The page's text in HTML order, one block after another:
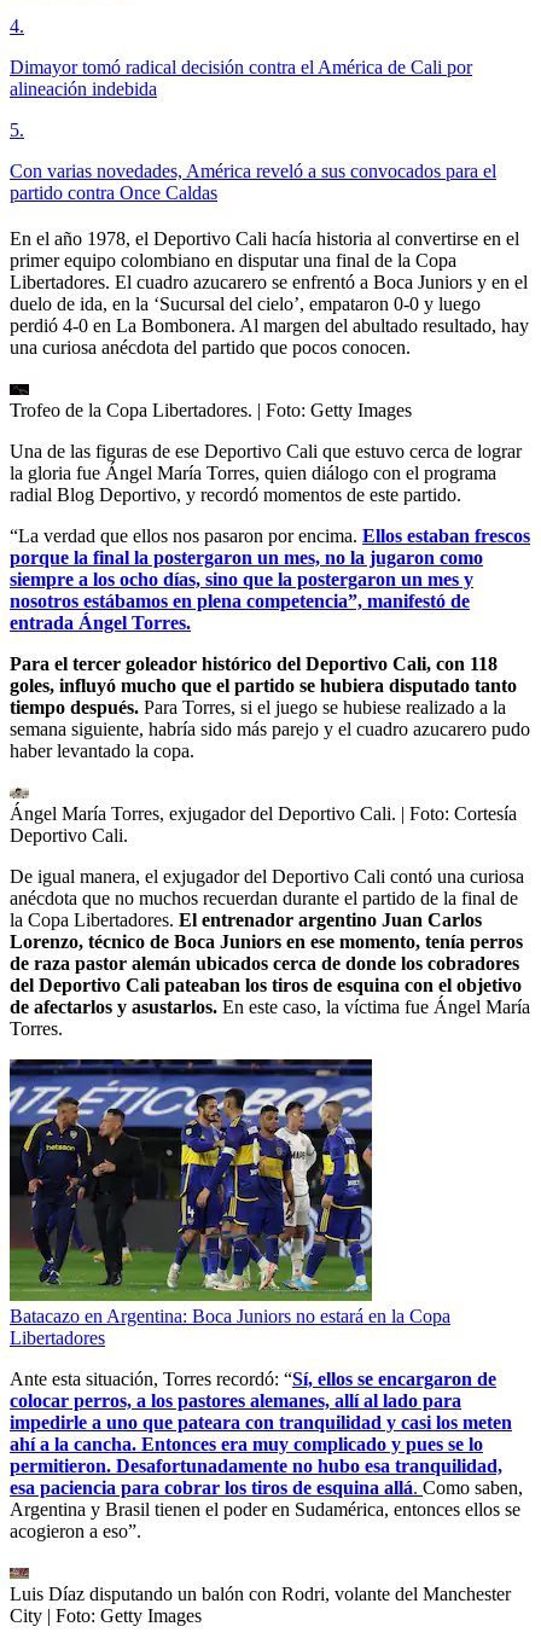
4.
Dimayor tomó radical decisión contra el América de Cali por
alineación indebida
5.
Con varias novedades, América reveló a sus convocados para el
partido contra Once Caldas
En el año 1978, el Deportivo Cali hacía historia al convertirse en el
primer equipo colombiano en disputar una final de la Copa
Libertadores. El cuadro azucarero se enfrentó a Boca Juniors y en el
duelo de ida, en la ‘Sucursal del cielo’, empataron 0-0 y luego
perdió 4-0 en La Bombonera. Al margen del abultado resultado, hay
una curiosa anécdota del partido que pocos conocen.
Trofeo de la Copa Libertadores. | Foto: Getty Images
Una de las figuras de ese Deportivo Cali que estuvo cerca de lograr
la gloria fue Ángel María Torres, quien diálogo con el programa
radial Blog Deportivo, y recordó momentos de este partido.
“La verdad que ellos nos pasaron por encima. Ellos estaban frescos
porque la final la postergaron un mes, no la jugaron como
siempre a los ocho días, sino que la postergaron un mes y
nosotros estábamos en plena competencia”, manifestó de
entrada Ángel Torres.
Para el tercer goleador histórico del Deportivo Cali, con 118
goles, influyó mucho que el partido se hubiera disputado tanto
tiempo después. Para Torres, si el juego se hubiese realizado a la
semana siguiente, habría sido más parejo y el cuadro azucarero pudo
haber levantado la copa.
Ángel María Torres, exjugador del Deportivo Cali. | Foto: Cortesía
Deportivo Cali.
De igual manera, el exjugador del Deportivo Cali contó una curiosa
anécdota que no muchos recuerdan durante el partido de la final de
la Copa Libertadores. El entrenador argentino Juan Carlos
Lorenzo, técnico de Boca Juniors en ese momento, tenía perros
de raza pastor alemán ubicados cerca de donde los cobradores
del Deportivo Cali pateaban los tiros de esquina con el objetivo
de afectarlos y asustarlos. En este caso, la víctima fue Ángel María
Torres.
Batacazo en Argentina: Boca Juniors no estará en la Copa
Libertadores
Ante esta situación, Torres recordó: “Sí, ellos se encargaron de
colocar perros, a los pastores alemanes, allí al lado para
impedirle a uno que pateara con tranquilidad y casi los meten
ahí a la cancha. Entonces era muy complicado y pues se lo
permitieron. Desafortunadamente no hubo esa tranquilidad,
esa paciencia para cobrar los tiros de esquina allá. Como saben,
Argentina y Brasil tienen el poder en Sudamérica, entonces ellos se
acogieron a eso”.
Luis Díaz disputando un balón con Rodri, volante del Manchester
City | Foto: Getty Images